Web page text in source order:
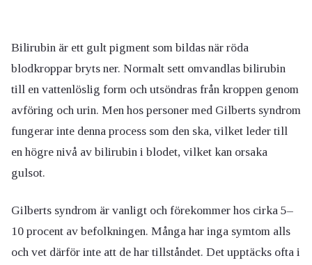
Bilirubin är ett gult pigment som bildas när röda
blodkroppar bryts ner. Normalt sett omvandlas bilirubin
till en vattenlöslig form och utsöndras från kroppen genom
avföring och urin. Men hos personer med Gilberts syndrom
fungerar inte denna process som den ska, vilket leder till
en högre nivå av bilirubin i blodet, vilket kan orsaka
gulsot.
Gilberts syndrom är vanligt och förekommer hos cirka 5–
10 procent av befolkningen. Många har inga symtom alls
och vet därför inte att de har tillståndet. Det upptäcks ofta i